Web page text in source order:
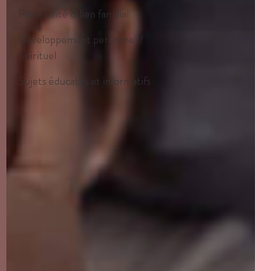
Parentalité & lien familial
Développement personnel /
Spirituel
Sujets éducatifs et informatifs